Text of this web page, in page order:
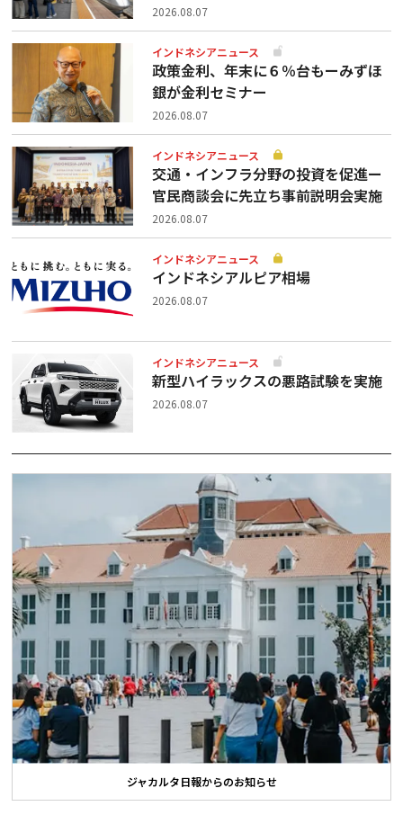
2026.08.07
インドネシアニュース
政策金利、年末に６％台もーみずほ
銀が金利セミナー
2026.08.07
インドネシアニュース
交通・インフラ分野の投資を促進ー
官民商談会に先立ち事前説明会実施
2026.08.07
インドネシアニュース
インドネシアルピア相場
2026.08.07
インドネシアニュース
新型ハイラックスの悪路試験を実施
2026.08.07
ジャカルタ日報からのお知らせ